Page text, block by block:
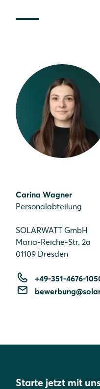
Carina Wagner
Personalabteilung
SOLARWATT GmbH
Maria-Reiche-Str. 2a
01109 Dresden
+49-351-4676-
Starte jetzt mit